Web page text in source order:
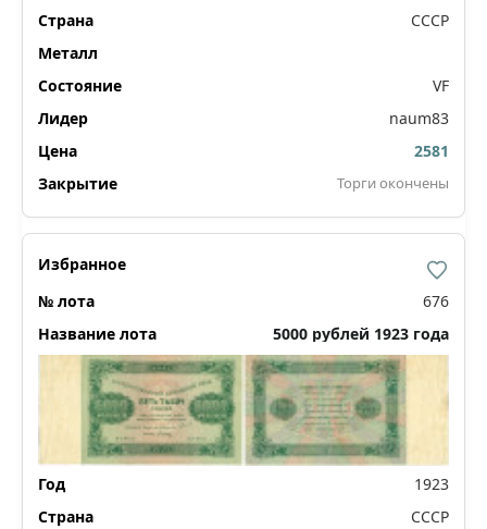
СССР
VF
naum83
2581
Торги окончены
676
5000 рублей 1923 года
1923
СССР